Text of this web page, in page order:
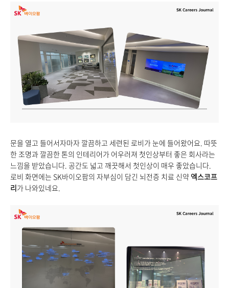
문을 열고 들어서자마자 깔끔하고 세련된 로비가 눈에 들어왔어요. 따뜻
한 조명과 깔끔한 톤의 인테리어가 어우러져 첫인상부터 좋은 회사라는
느낌을 받았습니다. 공간도 넓고 깨끗해서 첫인상이 매우 좋았습니다.
로비 화면에는 SK바이오팜의 자부심이 담긴 뇌전증 치료 신약 엑스코프
리가 나와있네요.